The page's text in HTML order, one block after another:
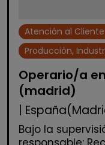
Atención al
Producción,
Operario/a
(madrid)
|
Bajo la